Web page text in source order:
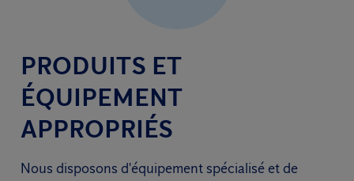
PRODUITS ET
ÉQUIPEMENT
APPROPRIÉS
Nous disposons d'équipement spécialisé et de